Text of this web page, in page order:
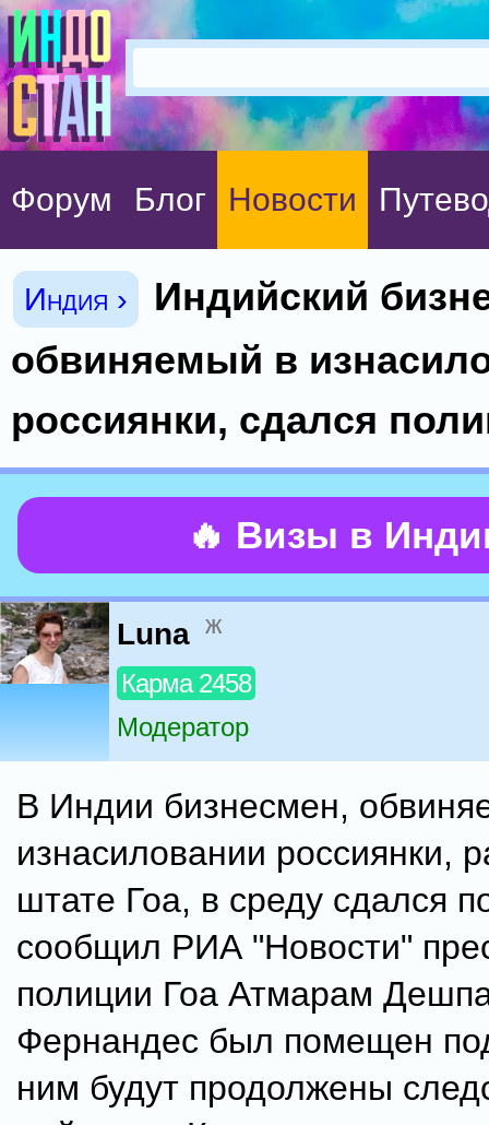
Форум Блог Новости
Индия ›
Индийский
обвиняемый в
россиянки, сдался
🔥 Визы в
Luna ж
Карма 2458
Модератор
В Индии бизнесмен,
изнасиловании россиянки,
штате Гоа, в среду сдался
сообщил РИА "Новости"
полиции Гоа Атмарам
Фернандес был помещен
ним будут продолжены